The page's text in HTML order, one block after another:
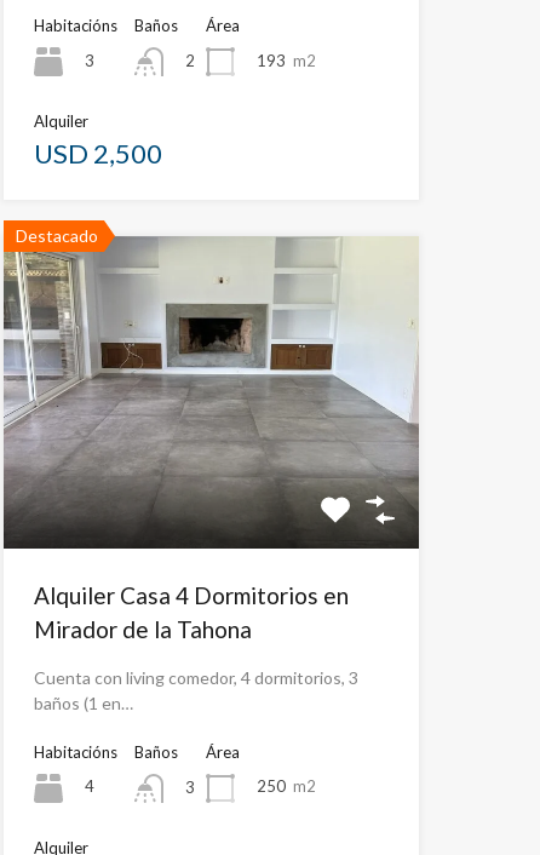
Habitacións
3
Baños
2
Área
193 m2
Alquiler
USD 2,500
Destacado
Alquiler Casa 4 Dormitorios en
Mirador de la Tahona
Cuenta con living comedor, 4 dormitorios, 3
baños (1 en…
Habitacións
4
Baños
3
Área
250 m2
Alquiler